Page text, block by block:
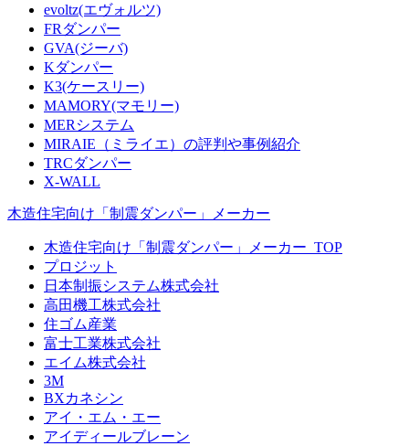
evoltz(エヴォルツ)
FRダンパー
GVA(ジーバ)
Kダンパー
K3(ケースリー)
MAMORY(マモリー)
MERシステム
MIRAIE（ミライエ）の評判や事例紹介
TRCダンパー
X-WALL
木造住宅向け「制震ダンパー」メーカー
木造住宅向け「制震ダンパー」メーカー_TOP
プロジット
日本制振システム株式会社
高田機工株式会社
住ゴム産業
富士工業株式会社
エイム株式会社
3M
BXカネシン
アイ・エム・エー
アイディールブレーン